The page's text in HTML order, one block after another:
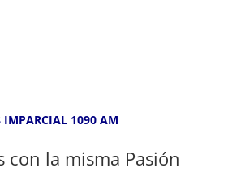
IMPARCIAL 1090 AM
con la misma Pasión